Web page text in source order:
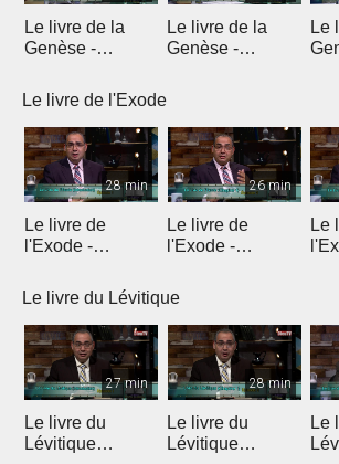
Le livre de la
Genèse -
Le livre de la
Genèse -
Le
Le livre de l'Exode
28 min
Le livre de
l'Exode -
26 min
Le livre de
l'Exode -
Le
Le livre du Lévitique
27 min
Le livre du
Lévitique
28 min
Le livre du
Lévitique
Le